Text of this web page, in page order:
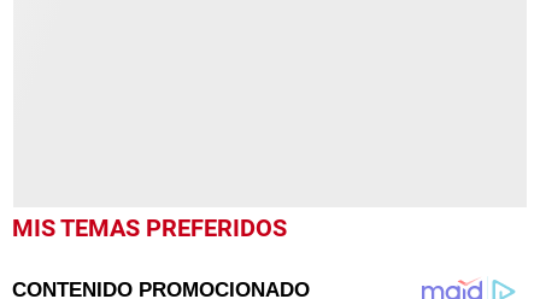
MIS TEMAS PREFERIDOS